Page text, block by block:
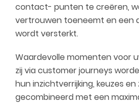
contact- punten te creëren,
vertrouwen toeneemt en een
wordt versterkt.
Waardevolle momenten voor
zij via customer journeys
hun inzichtverrijking, keuzes
gecombineerd met een